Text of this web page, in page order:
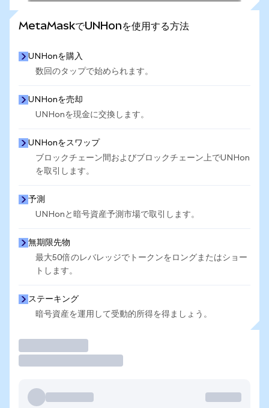
MetaMaskでUNHonを使用する方法
UNHonを購入
数回のタップで始められます。
UNHonを売却
UNHonを現金に交換します。
UNHonをスワップ
ブロックチェーン間およびブロックチェーン上でUNHon
を取引します。
予測
UNHonと暗号資産予測市場で取引します。
無期限先物
最大50倍のレバレッジでトークンをロングまたはショー
トします。
ステーキング
暗号資産を運用して受動的所得を得ましょう。